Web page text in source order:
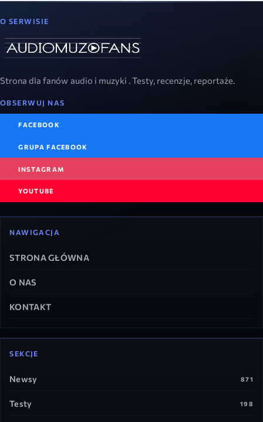
O SERWISIE
Strona dla fanów audio i muzyki . Testy, recenzje, reportaże.
OBSERWUJ NAS
FACEBOOK
GRUPA FACEBOOK
INSTAGRAM
YOUTUBE
NAWIGACJA
STRONA GŁÓWNA
O NAS
KONTAKT
SEKCJE
Newsy 871
Testy 198